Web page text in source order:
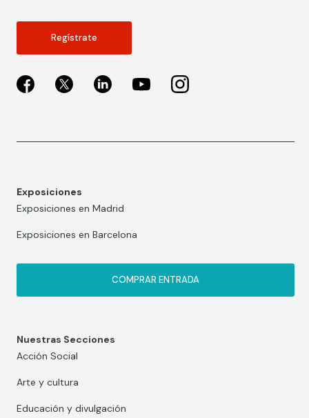
Regístrate
Exposiciones
Exposiciones en Madrid
Exposiciones en Barcelona
COMPRAR ENTRADA
Nuestras Secciones
Acción Social
Arte y cultura
Educación y divulgación